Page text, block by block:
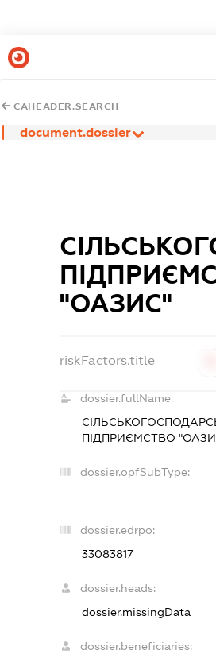
CAHEADER.SEARCH
document.dossier
"ОАЗИС"
riskFactors.title
dossier.fullName:
ПІДПРИЄМСТВО
dossier.opfSubType:
-
dossier.edrpo:
33083817
dossier.heads:
dossier.missingData
dossier.beneficiaries: